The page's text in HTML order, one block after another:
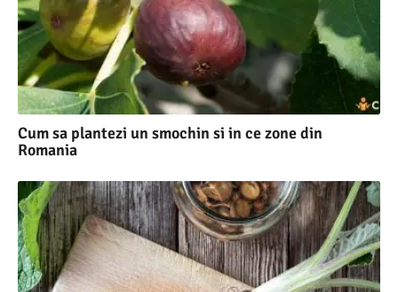
Cum sa plantezi un smochin si in ce zone din
Romania